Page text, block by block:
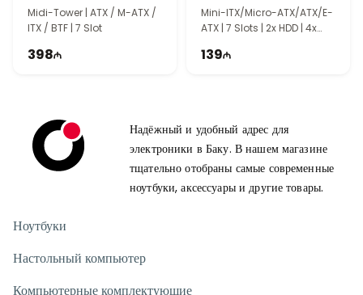
Midi-Tower | ATX / M-ATX /
ITX / BTF | 7 Slot
398
Mini-ITX/Micro-ATX/ATX/E-
ATX | 7 Slots | 2x HDD | 4x
139
Надёжный и удобный адрес для
электроники в Баку. В нашем магазине
тщательно отобраны самые современные
ноутбуки, аксессуары и другие товары.
Ноутбуки
Настольный компьютер
Компьютерные комплектующие